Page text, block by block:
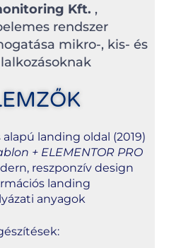
Kft. ,
rendszer
mikro-, kis- és
alapú landing oldal (2019)
+ ELEMENTOR PRO
reszponzív design
landing
anyagok